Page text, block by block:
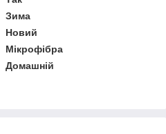
Зима
Новий
Мікрофібра
Домашній